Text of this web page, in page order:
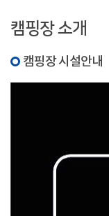
캠핑장 소개
캠핑장 시설안내